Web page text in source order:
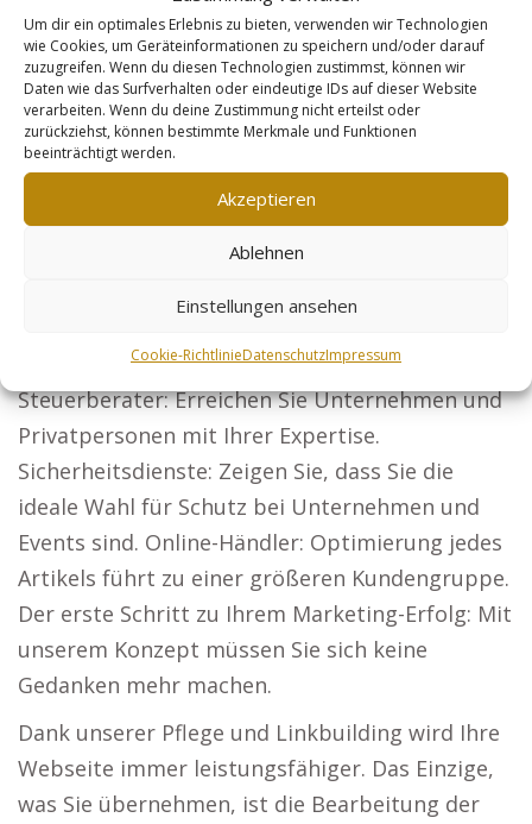
Um dir ein optimales Erlebnis zu bieten, verwenden wir Technologien
wie Cookies, um Geräteinformationen zu speichern und/oder darauf
zuzugreifen. Wenn du diesen Technologien zustimmst, können wir
Daten wie das Surfverhalten oder eindeutige IDs auf dieser Website
verarbeiten. Wenn du deine Zustimmung nicht erteilst oder
zurückziehst, können bestimmte Merkmale und Funktionen
beeinträchtigt werden.
Akzeptieren
Ablehnen
Einstellungen ansehen
Cookie-RichtlinieDatenschutzImpressum
und bleibt stets aktuell. Monatlich stabil: Ein
klar definierter Festpreis ohne Zusatzgebühren.
Welche Lösungen wir speziell für die
Bedürfnisse unserer Kunden entwickeln. Unsere
Webseiten sind speziell für Firmen konzipiert,
die eine hohe Reichweite benötigen, darunter:
Anwälte: Lassen Sie sich bundesweit finden und
Architekten: Präsentieren Sie Ihre besten
Arbeiten und gewinnen Sie neue Kunden.
Steuerberater: Erreichen Sie Unternehmen und
Privatpersonen mit Ihrer Expertise.
Sicherheitsdienste: Zeigen Sie, dass Sie die
ideale Wahl für Schutz bei Unternehmen und
Events sind. Online-Händler: Optimierung jedes
Artikels führt zu einer größeren Kundengruppe.
Der erste Schritt zu Ihrem Marketing-Erfolg: Mit
unserem Konzept müssen Sie sich keine
Gedanken mehr machen.
Dank unserer Pflege und Linkbuilding wird Ihre
Webseite immer leistungsfähiger. Das Einzige,
was Sie übernehmen, ist die Bearbeitung der